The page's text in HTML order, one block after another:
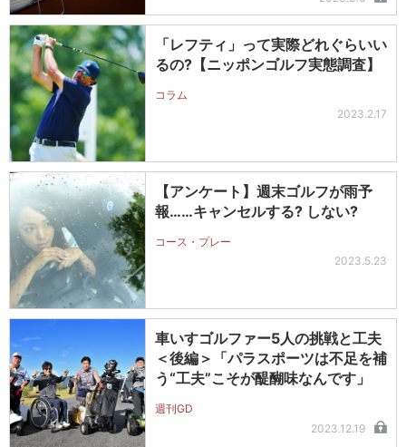
「レフティ」って実際どれぐらいい
るの?【ニッポンゴルフ実態調査】
コラム
2023.2.17
【アンケート】週末ゴルフが雨予
報……キャンセルする? しない?
コース・プレー
2023.5.23
車いすゴルファー5人の挑戦と工夫
＜後編＞「パラスポーツは不足を補
う“工夫”こそが醍醐味なんです」
週刊GD
2023.12.19